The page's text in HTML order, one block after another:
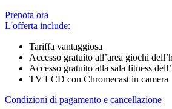
Prenota ora
L'offerta include:
Tariffa vantaggiosa
Accesso gratuito all’area giochi
Accesso gratuito alla sala fitness
TV LCD con Chromecast in camera
Condizioni di pagamento e cancellazione